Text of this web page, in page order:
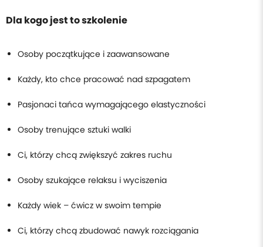
Dla kogo jest to szkolenie
Osoby początkujące i zaawansowane
Każdy, kto chce pracować nad szpagatem
Pasjonaci tańca wymagającego elastyczności
Osoby trenujące sztuki walki
Ci, którzy chcą zwiększyć zakres ruchu
Osoby szukające relaksu i wyciszenia
Każdy wiek – ćwicz w swoim tempie
Ci, którzy chcą zbudować nawyk rozciągania